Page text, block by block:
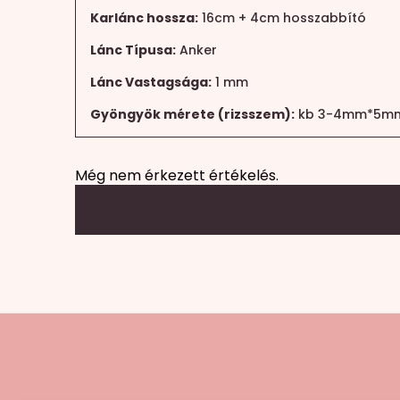
Karlánc hossza: 16cm + 4cm hosszabbító
Lánc Típusa: Anker
Lánc Vastagsága: 1 mm
Gyöngyök mérete (rizsszem): kb 3-
Még nem érkezett értékelés.